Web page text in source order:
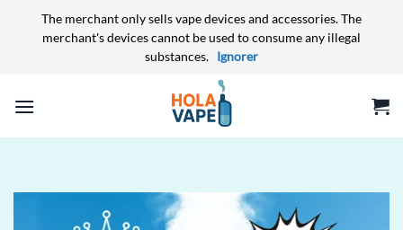
The merchant only sells vape devices and accessories. The
merchant's devices cannot be used to consume any illegal
substances. Ignorer